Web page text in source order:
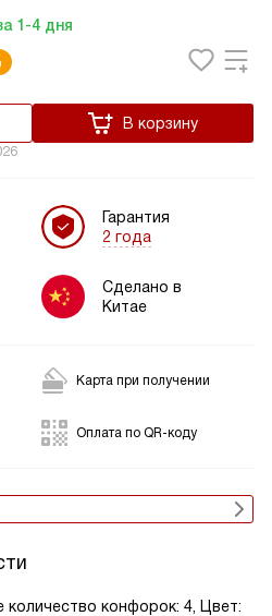
1-4 дня
В корзину
Гарантия
2 года
Сделано в
Китае
Карта при получении
Оплата по QR-коду
конфорок: 4, Цвет: